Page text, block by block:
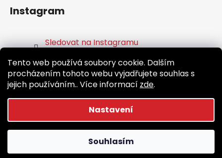
Tento web používá soubory cookie. Dalším
procházením tohoto webu vyjadřujete souhlas s
jejich používáním.. Více informací zde.
Nastavení
Souhlasím
Instagram
Sledovat na Instagramu
Facebook
Vytvořil Shoptet
Běž.cz. Všechna práva vyhrazena.
Upravit nastavení cookies